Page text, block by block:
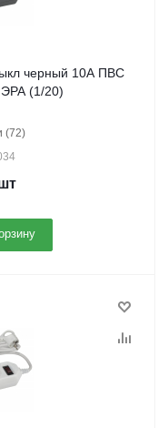
черный 10А ПВС
(1/20)
(72)